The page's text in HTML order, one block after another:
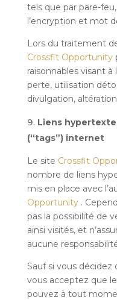
tels que par pare-
l’encryption et mot
Lors du traitement
Crossfit Opportunity
raisonnables visant
perte, utilisation
divulgation,
Liens
(“tags”) internet
Le site Crossfit
nombre de liens
mis en place avec
Opportunity.
pas la possibilité de
ainsi visités, et
aucune
Sauf si vous décidez
vous acceptez que
pouvez à tout